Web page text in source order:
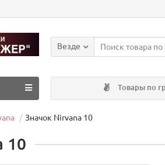
Везде
Товары по
Значок Nirvana 10
10